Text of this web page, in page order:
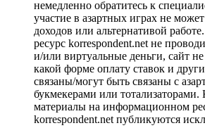
немедленно обратитесь к
участие в азартных играх не
доходов или альтернативой
ресурс korrespondent.net не
и/или виртуальные деньги, сайт
какой форме оплату ставок и
связаны/могут быть связаны с
букмекерами или тотализаторами.
материалы на информационном
korrespondent.net публикуются